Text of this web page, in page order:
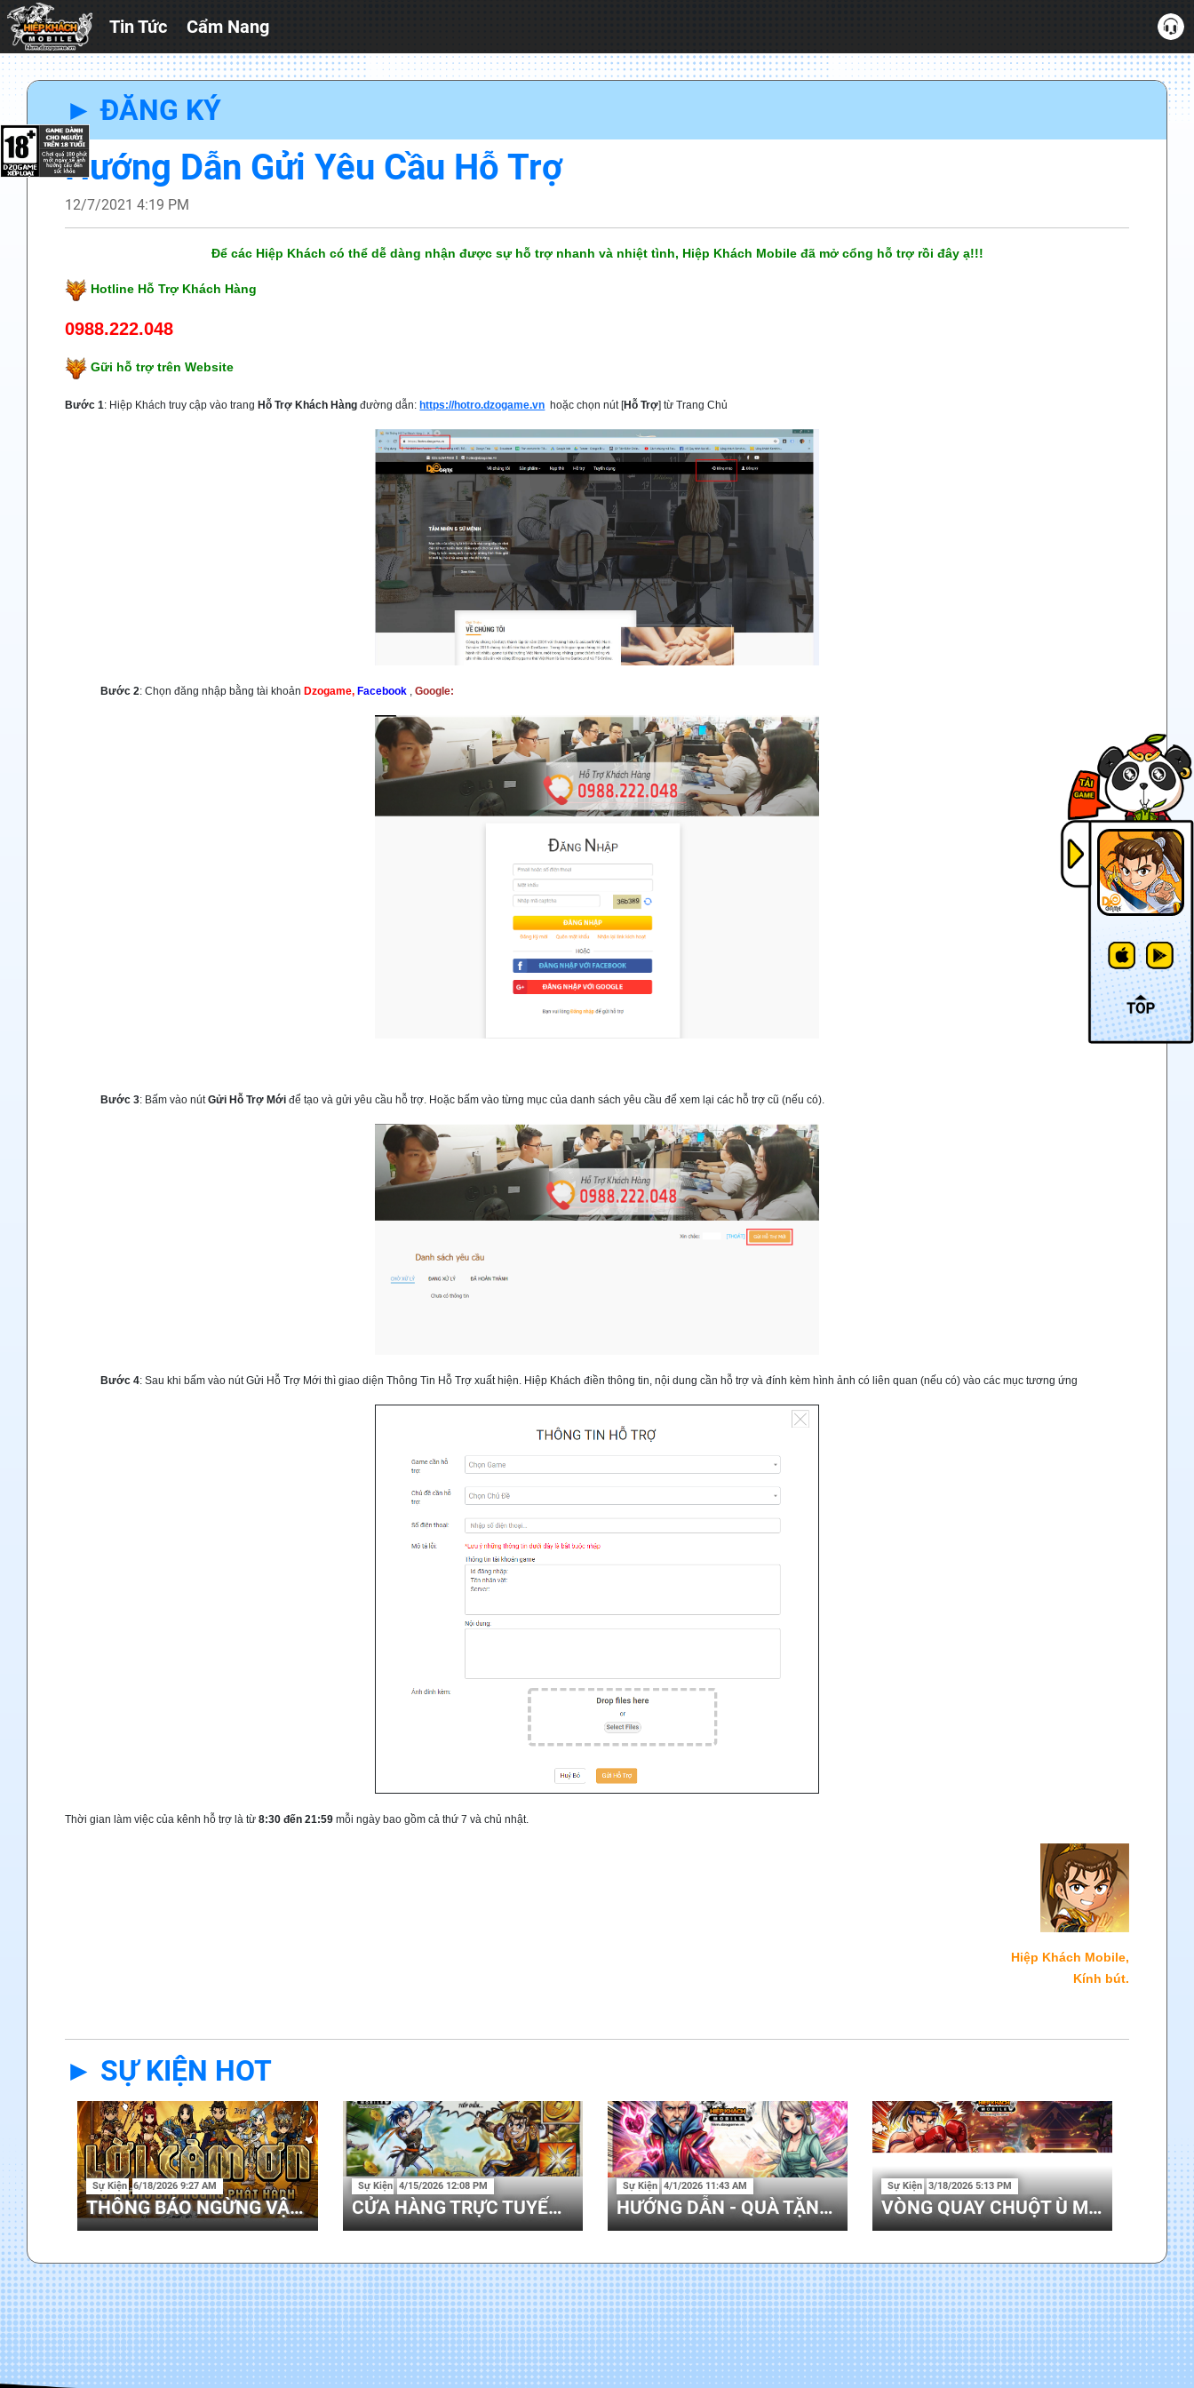
Tin Tức Cẩm Nang
► ĐĂNG KÝ
Hướng Dẫn Gửi Yêu Cầu Hỗ Trợ
12/7/2021 4:19 PM
Để các Hiệp Khách có thể dễ dàng nhận được sự hỗ trợ nhanh và nhiệt tình, Hiệp Khách Mobile đã mở cổng hỗ trợ rồi đây ạ!!!
Hotline Hỗ Trợ Khách Hàng
0988.222.048
Gữi hỗ trợ trên Website
Bước 1: Hiệp Khách truy cập vào trang Hỗ Trợ Khách Hàng đường dẫn: https://hotro.dzogame.vn hoặc chọn nút [Hỗ Trợ] từ Trang Chủ
Bước 2: Chọn đăng nhập bằng tài khoản Dzogame, Facebook ,Google:
Bước 3: Bấm vào nútGửi Hỗ Trợ Mới để tạo và gửi yêu cầu hỗ trợ. Hoặc bấm vào từng mục của danh sách yêu cầu để xem lại các hỗ trợ cũ (nếu có).
Bước 4: Sau khi bấm vào nút Gửi Hỗ Trợ Mới thì giao diện Thông Tin Hỗ Trợ xuất hiện. Hiệp Khách điền thông tin, nội dung cần hỗ trợ và đính kèm hình ảnh có liên quan (nếu có) vào các mục tương ứng
Thời gian làm việc của kênh hỗ trợ là từ 8:30 đến 21:59 mỗi ngày bao gồm cả thứ 7 và chủ nhật.
Hiệp Khách Mobile,
Kính bút.
► SỰ KIỆN HOT
Sự Kiện 6/18/2026 9:27 AM
THÔNG BÁO NGỪNG VẬN HÀNH HIỆP KHÁCH MOBILE TẠI VIỆT NAM
Sự Kiện 4/15/2026 12:08 PM
CỬA HÀNG TRỰC TUYẾN - WEBSHOP 17/04 - 30/04
Sự Kiện 4/1/2026 11:43 AM
HƯỚNG DẪN - QUÀ TẶNG PHÚC LỘC THÁNG 4
Sự Kiện 3/18/2026 5:13 PM
VÒNG QUAY CHUỘT Ù MỚI 31/03 - 15/04